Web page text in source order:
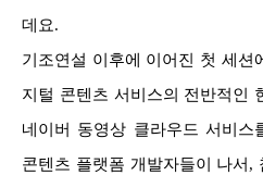
데요.
기조연설 이후에 이어진 첫 세션
지털 콘텐츠 서비스의 전반적인
네이버 동영상 클라우드 서비
콘텐츠 플랫폼 개발자들이 나서,